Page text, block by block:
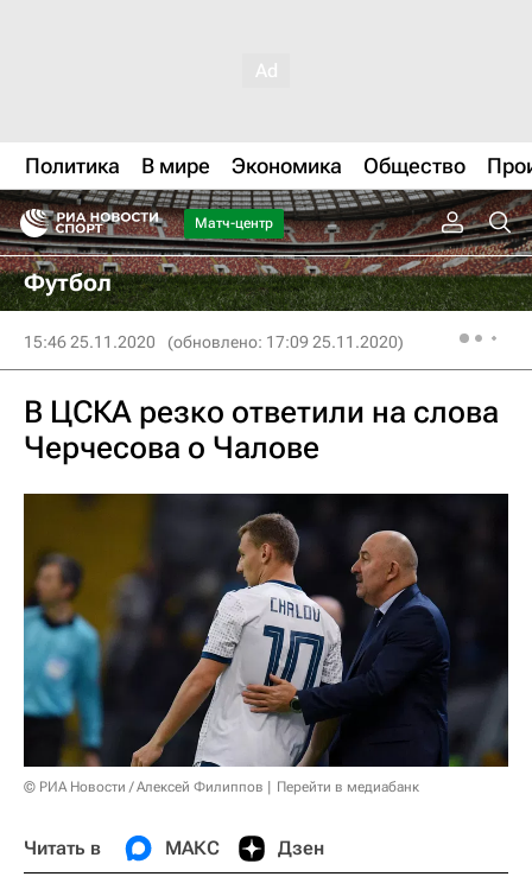
Политика В мире Экономика Общество
Матч-центр
Футбол
15:46 25.11.2020 (обновлено: 17:09 25.11.2020)
В ЦСКА резко ответили на слова
Черчесова о Чалове
© РИА Новости / Алексей Филиппов Перейти в медиабанк
Читать в МАКС Дзен